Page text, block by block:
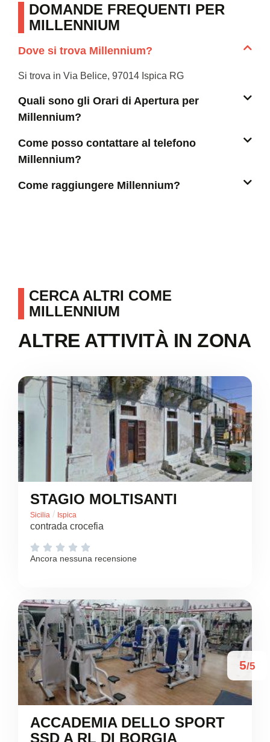
DOMANDE FREQUENTI PER
MILLENNIUM
Dove si trova Millennium?
Si trova in Via Belice, 97014 Ispica RG
Quali sono gli Orari di Apertura per
Millennium?
Come posso contattare al telefono
Millennium?
Come raggiungere Millennium?
CERCA ALTRI COME
MILLENNIUM
ALTRE ATTIVITÀ IN ZONA
STAGIO MOLTISANTI
Sicilia / Ispica
contrada crocefia
    
Ancora nessuna recensione
5/5
ACCADEMIA DELLO SPORT
SSD A RL DI BORGIA